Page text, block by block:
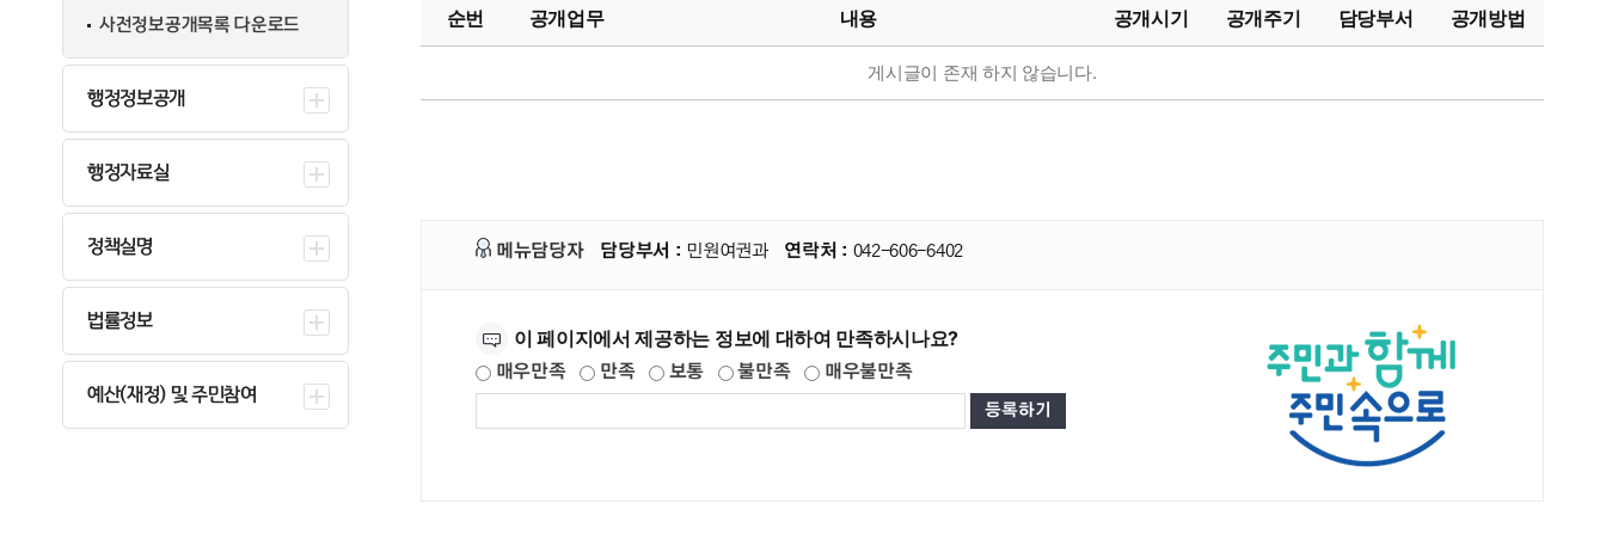
사전정보공개목록 다운로드
행정정보공개
행정자료실
정책실명
법률정보
예산(재정) 및 주민참여
순번 공개업무 내용 공개시기 공개주기 담당부서 공개방법
게시글이 존재 하지 않습니다.
메뉴담당자 담당부서 : 민원여권과 연락처 : 042-606-6402
이 페이지에서 제공하는 정보에 대하여 만족하시나요?
매우만족 만족 보통 불만족 매우불만족